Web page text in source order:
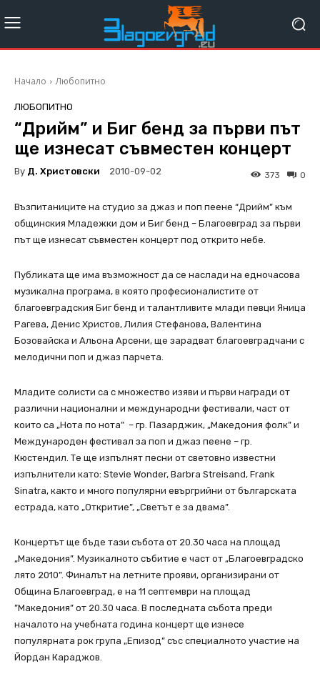
Начало Любопитно
ЛЮБОПИТНО
“Дрийм” и Биг бенд за първи път
ще изнесат съвместен концерт
By Д. Христовски 2010-09-02 0
373
Възпитаниците на студио за джаз и поп пеене “Дрийм” към
общинския Младежки дом и Биг бенд – Благоевград за първи
път ще изнесат съвместен концерт под открито небе.
Публиката ще има възможност да се наслади на едночасова
музикална програма, в която професионалистите от
благоевградския Биг бенд и талантливите млади певци Яница
Рагева, Денис Христов, Лилия Стефанова, Валентина
Бозовайска и Альона Арсени, ще зарадват благоевградчани с
мелодични поп и джаз парчета.
Младите солисти са с множество изяви и първи награди от
различни национални и международни фестивали, част от
които са „Нота по нота” – гр. Пазарджик, „Македония фолк” и
Международен фестивал за поп и джаз пеене – гр.
Кюстендил. Те ще изпълнят песни от световно известни
изпълнители като: Stevie Wonder, Barbra Streisand, Frank
Sinatra, както и много популярни евъргрийни от българската
естрада, като „Откритие”, „Светът е за двама”.
Концертът ще бъде тази събота от 20.30 часа на площад
„Македония”. Музикалното събитие е част от „Благоевградско
лято 2010”. Финалът на летните прояви, организирани от
Община Благоевград, е на 11 септември на площад
”Македония” от 20.30 часа. В последната събота преди
началото на учебната година концерт ще изнесе
популярната рок група „Епизод” със специалното участие на
Йордан Караджов.